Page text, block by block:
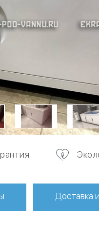
Доставка